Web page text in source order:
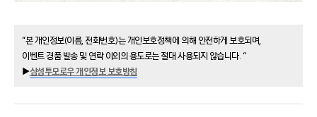
“본 개인정보(이름, 전화번호)는 개인보호정책에 의해 안전하게 보호되며,
이벤트 경품 발송 및 연락 이외의 용도로는 절대 사용되지 않습니다. “
▶삼성투모로우 개인정보 보호방침